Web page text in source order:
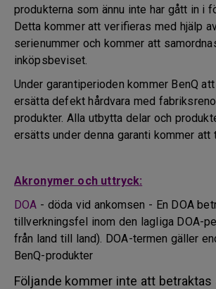
produkterna som ännu inte har gått in i
Detta kommer att verifieras med hjälp
serienummer och kommer att
inköpsbeviset.
Under garantiperioden kommer BenQ
ersätta defekt hårdvara med
produkter. Alla utbytta delar och
ersätts under denna garanti kommer att
Akronymer och uttryck:
DOA - döda vid ankomsen - En DOA
tillverkningsfel inom den lagliga DOA-
från land till land). DOA-termen gäller
BenQ-produkter
Följande kommer inte att